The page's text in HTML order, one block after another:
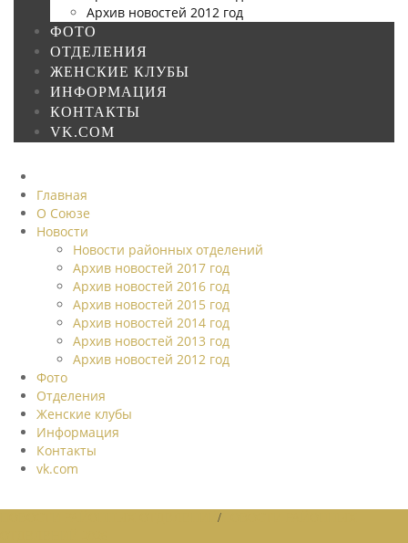
Архив новостей 2012 год
ФОТО
ОТДЕЛЕНИЯ
ЖЕНСКИЕ КЛУБЫ
ИНФОРМАЦИЯ
КОНТАКТЫ
VK.COM
Главная
О Союзе
Новости
Новости районных отделений
Архив новостей 2017 год
Архив новостей 2016 год
Архив новостей 2015 год
Архив новостей 2014 год
Архив новостей 2013 год
Архив новостей 2012 год
Фото
Отделения
Женские клубы
Информация
Контакты
vk.com
/